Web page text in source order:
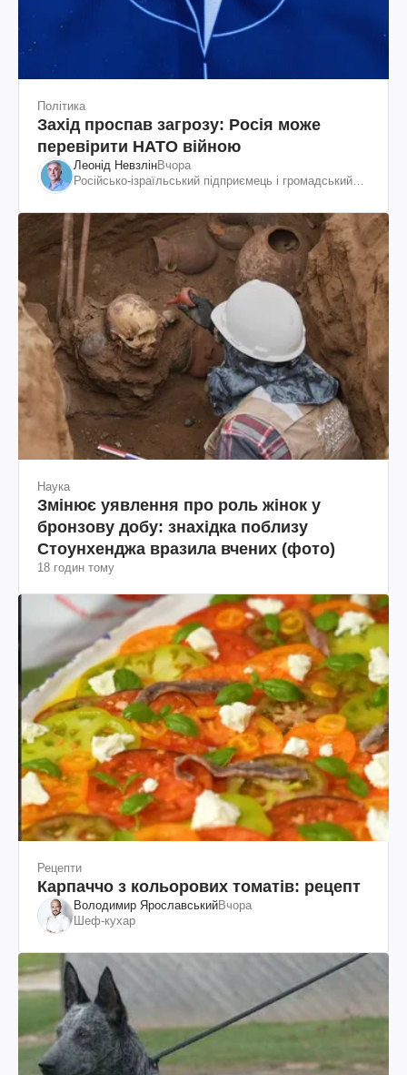
Політика
Захід проспав загрозу: Росія може
перевірити НАТО війною
Леонід НевзлінВчора
Російсько-ізраїльський підприємець і громадський
Наука
Змінює уявлення про роль жінок у
бронзову добу: знахідка поблизу
Стоунхенджа вразила вчених (фото)
18 годин тому
Рецепти
Карпаччо з кольорових томатів: рецепт
Володимир ЯрославськийВчора
Шеф-кухар